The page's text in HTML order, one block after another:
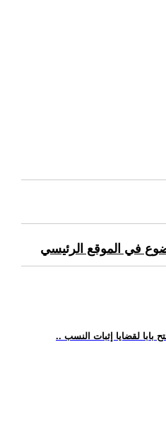
في الموقع الرئيسي
بابا لقضايا إثبات النسب